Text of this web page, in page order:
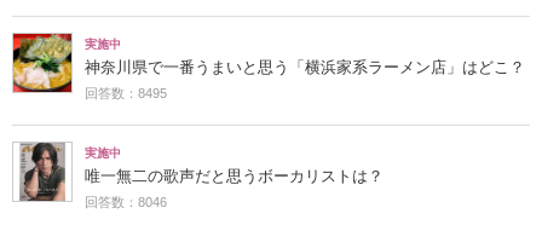
実施中
神奈川県で一番うまいと思う「横浜家系ラーメン店」はどこ？
回答数：8495
実施中
唯一無二の歌声だと思うボーカリストは？
回答数：8046